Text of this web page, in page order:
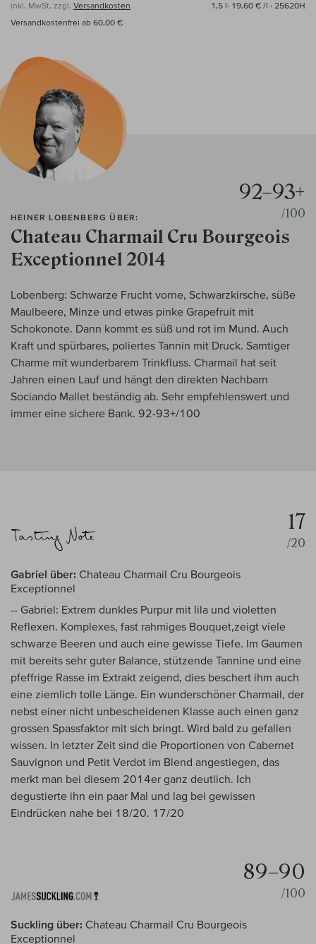
inkl. MwSt, zzgl. Versandkosten 1,5 l· 19,60 € /l · 25620H
Versandkostenfrei ab 60,00 €
HEINER LOBENBERG ÜBER:
Chateau Charmail Cru Bourgeois
Exceptionnel 2014
92–93+
/100
Lobenberg: Schwarze Frucht vorne, Schwarzkirsche, süße
Maulbeere, Minze und etwas pinke Grapefruit mit
Schokonote. Dann kommt es süß und rot im Mund. Auch
Kraft und spürbares, poliertes Tannin mit Druck. Samtiger
Charme mit wunderbarem Trinkfluss. Charmail hat seit
Jahren einen Lauf und hängt den direkten Nachbarn
Sociando Mallet beständig ab. Sehr empfehlenswert und
immer eine sichere Bank. 92-93+/100
17
/20
Gabriel über: Chateau Charmail Cru Bourgeois
Exceptionnel
-- Gabriel: Extrem dunkles Purpur mit lila und violetten
Reflexen. Komplexes, fast rahmiges Bouquet,zeigt viele
schwarze Beeren und auch eine gewisse Tiefe. Im Gaumen
mit bereits sehr guter Balance, stützende Tannine und eine
pfeffrige Rasse im Extrakt zeigend, dies beschert ihm auch
eine ziemlich tolle Länge. Ein wunderschöner Charmail, der
nebst einer nicht unbescheidenen Klasse auch einen ganz
grossen Spassfaktor mit sich bringt. Wird bald zu gefallen
wissen. In letzter Zeit sind die Proportionen von Cabernet
Sauvignon und Petit Verdot im Blend angestiegen, das
merkt man bei diesem 2014er ganz deutlich. Ich
degustierte ihn ein paar Mal und lag bei gewissen
Eindrücken nahe bei 18/20. 17/20
89–90
/100
Suckling über: Chateau Charmail Cru Bourgeois
Exceptionnel